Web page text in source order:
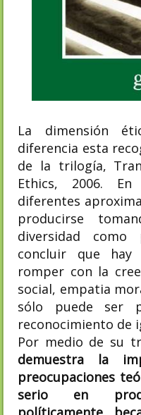
La dimensión
diferencia esta
de la trilogía,
Ethics, 2006.
diferentes
producirse
diversidad
concluir que hay
romper con la
social, empatia
sólo puede ser
reconocimiento de
Por medio de su
demuestra la
preocupaciones
serio en